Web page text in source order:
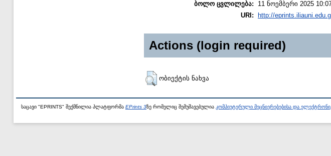
ბოლო ცვლილება:
11 ნოემბერი 2025
URI:
http://
Actions (login required)
ობიექტის ნახვა
საცავი "EPRINTS" შექმნილია პლატფორმა EPrints 3ზე რომელიც შემუშავებულია კომპიუტერული მეცნიერებებისა და